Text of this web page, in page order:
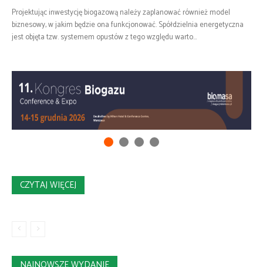
Projektując inwestycję biogazową należy zaplanować również model
biznesowy, w jakim będzie ona funkcjonować. Spółdzielnia energetyczna
jest objęta tzw. systemem opustów z tego względu warto...
CZYTAJ WIĘCEJ